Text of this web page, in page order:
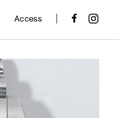
Access